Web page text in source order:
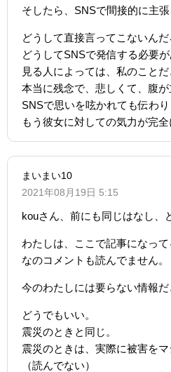
そしたら、SNSで間接的に主張
どうして直接言ってこないんだ
どうしてSNSで発信する必要が
見る人によっては、私のことだ
本当に残念で、悲しくて、腹が
SNSで思いを呟かれても伝わり
もう彼女に対しての気力が完全
まいまい10
2021年08月19日 5:15
kouさん、前にも同じはなし、
わたしは、ここで記事になっ
なのコメントも読んでません。
今のわたしには要らない情報だ
どうでもいい。
震災のときと同じ。
震災のときは、実際に被害をマ
（読んでない）